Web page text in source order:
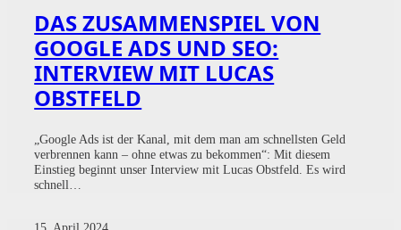
DAS ZUSAMMENSPIEL VON
GOOGLE ADS UND SEO:
INTERVIEW MIT LUCAS
OBSTFELD
„Google Ads ist der Kanal, mit dem man am schnellsten Geld
verbrennen kann – ohne etwas zu bekommen“: Mit diesem
Einstieg beginnt unser Interview mit Lucas Obstfeld. Es wird
schnell…